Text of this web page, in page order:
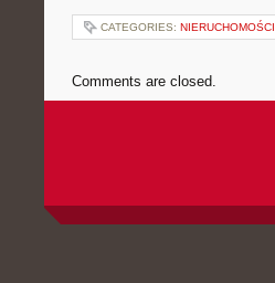
CATEGORIES: NIERUCHOMOŚCI
Comments are closed.